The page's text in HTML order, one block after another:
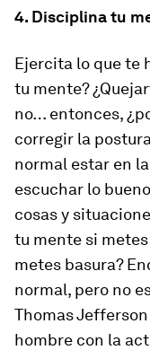
4. Disciplina tu
Ejercita lo que te
tu mente?
no… entonces,
corregir la
normal estar en
escuchar lo
cosas y
tu mente si metes
metes basura?
normal, pero no
Thomas
hombre con la